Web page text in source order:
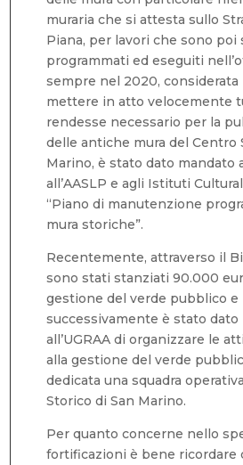
muraria che si attesta sullo
Piana, per lavori che sono poi
programmati ed eseguiti
sempre nel 2020, considerata
mettere in atto velocemente
rendesse necessario per la
delle antiche mura del Centro
Marino, è stato dato mandato
all’AASLP e agli Istituti
“Piano di manutenzione
mura storiche”.
Recentemente, attraverso il
sono stati stanziati 90.000
gestione del verde pubblico e
successivamente è stato dato
all’UGRAA di organizzare le
alla gestione del verde
dedicata una squadra
Storico di San Marino.
Per quanto concerne nello
fortificazioni è bene ricordare